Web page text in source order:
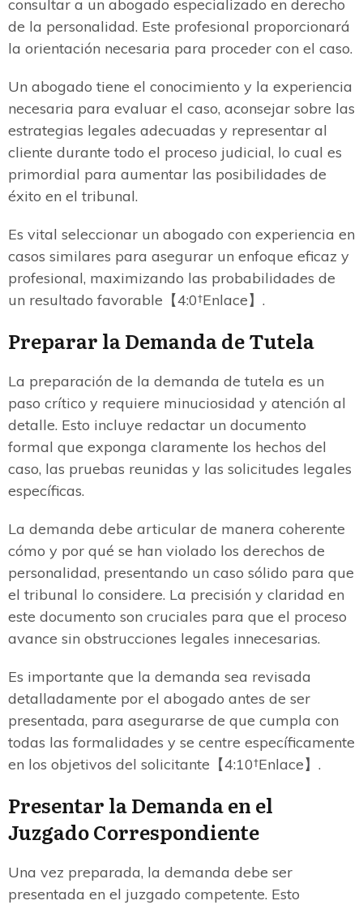
consultar a un abogado especializado en derecho
de la personalidad. Este profesional proporcionará
la orientación necesaria para proceder con el caso.
Un abogado tiene el conocimiento y la experiencia
necesaria para evaluar el caso, aconsejar sobre las
estrategias legales adecuadas y representar al
cliente durante todo el proceso judicial, lo cual es
primordial para aumentar las posibilidades de
éxito en el tribunal.
Es vital seleccionar un abogado con experiencia en
casos similares para asegurar un enfoque eficaz y
profesional, maximizando las probabilidades de
un resultado favorable【4:0†Enlace】.
Preparar la Demanda de Tutela
La preparación de la demanda de tutela es un
paso crítico y requiere minuciosidad y atención al
detalle. Esto incluye redactar un documento
formal que exponga claramente los hechos del
caso, las pruebas reunidas y las solicitudes legales
específicas.
La demanda debe articular de manera coherente
cómo y por qué se han violado los derechos de
personalidad, presentando un caso sólido para que
el tribunal lo considere. La precisión y claridad en
este documento son cruciales para que el proceso
avance sin obstrucciones legales innecesarias.
Es importante que la demanda sea revisada
detalladamente por el abogado antes de ser
presentada, para asegurarse de que cumpla con
todas las formalidades y se centre específicamente
en los objetivos del solicitante【4:10†Enlace】.
Presentar la Demanda en el
Juzgado Correspondiente
Una vez preparada, la demanda debe ser
presentada en el juzgado competente. Esto